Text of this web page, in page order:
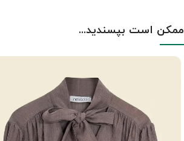
ممکن است بپسندید...